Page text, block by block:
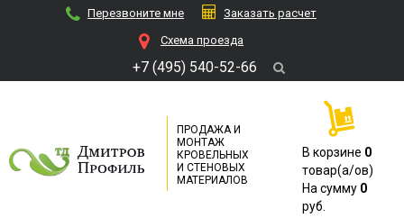
Перезвоните мне
Заказать расчет
Cхема проезда
+7 (495) 540-52-66
ПРОДАЖА И
МОНТАЖ
КРОВЕЛЬНЫХ
И СТЕНОВЫХ
МАТЕРИАЛОВ
В корзине 0
товар(a/ов)
На сумму 0
руб.